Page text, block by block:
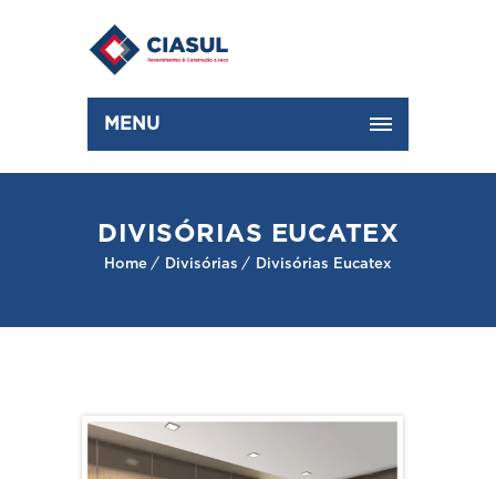
MENU
DIVISÓRIAS EUCATEX
Home Divisórias Divisórias Eucatex